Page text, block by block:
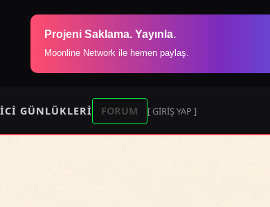
Projeni Saklama. Yayınla.
Moonline Network ile hemen paylaş.
GÜNLÜKLERI FORUM [ GİRİŞ YAP ]